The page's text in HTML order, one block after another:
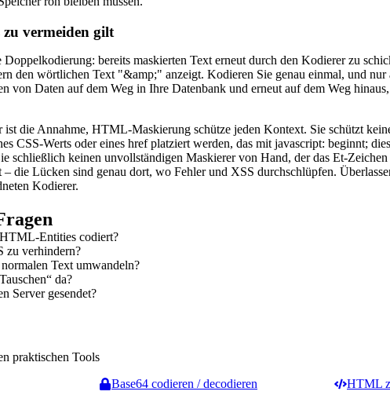
zu vermeiden gilt
Doppelkodierung: bereits maskierten Text erneut durch den Kodierer zu
den wörtlichen Text "&amp;" anzeigt. Kodieren Sie genau einmal, und nur
von Daten auf dem Weg in Ihre Datenbank und erneut auf dem Weg
die Annahme, HTML-Maskierung schütze jeden Kontext. Sie schützt
CSS-Werts oder eines href platziert werden, das mit javascript: beginnt;
schließlich keinen unvollständigen Maskierer von Hand, der das Et-
die Lücken sind genau dort, wo Fehler und XSS durchschlüpfen.
Kodierer.
Entities codiert?
zu verhindern?
Text umwandeln?
da?
Server gesendet?
praktischen Tools
Base64 codieren / decodieren HTML